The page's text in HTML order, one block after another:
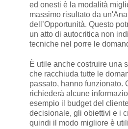
ed onesti è la modalità
massimo risultato da
dell’Opportunità. Questo
un atto di autocritica non
tecniche nel porre le
È utile anche costruire una
che racchiuda tutte le
passato, hanno funzionato.
richiederà alcune
esempio il budget del
decisionale, gli obiettivi e i
quindi il modo migliore è